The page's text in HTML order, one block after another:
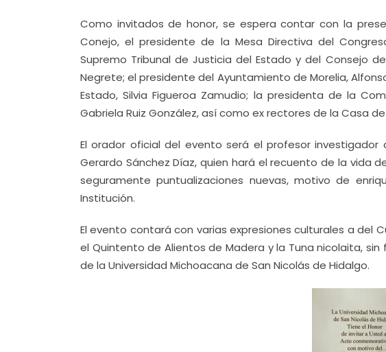
Como invitados de honor, se espera contar con la
Conejo, el presidente de la Mesa Directiva del
Supremo Tribunal de Justicia del Estado y del Consejo
Negrete; el presidente del Ayuntamiento de Morelia,
Estado, Silvia Figueroa Zamudio; la presidenta de la
Gabriela Ruiz González, así como ex rectores de la Casa
El orador oficial del evento será el profesor
Gerardo Sánchez Díaz, quien hará el recuento de la vida
seguramente puntualizaciones nuevas, motivo de
Institución.
El evento contará con varias expresiones culturales a del
el Quintento de Alientos de Madera y la Tuna nicolaita,
de la Universidad Michoacana de San Nicolás de Hidalgo.